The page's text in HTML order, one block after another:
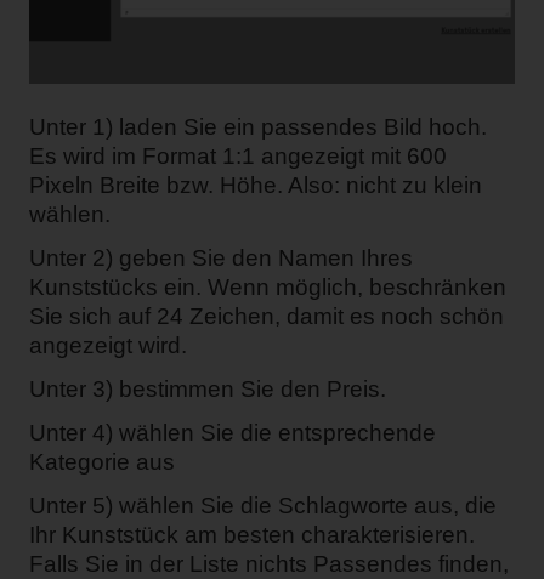
Unter 1) laden Sie ein passendes Bild hoch.
Es wird im Format 1:1 angezeigt mit 600
Pixeln Breite bzw. Höhe. Also: nicht zu klein
wählen.
Unter 2) geben Sie den Namen Ihres
Kunststücks ein. Wenn möglich, beschränken
Sie sich auf 24 Zeichen, damit es noch schön
angezeigt wird.
Unter 3) bestimmen Sie den Preis.
Unter 4) wählen Sie die entsprechende
Kategorie aus
Unter 5) wählen Sie die Schlagworte aus, die
Ihr Kunststück am besten charakterisieren.
Falls Sie in der Liste nichts Passendes finden,